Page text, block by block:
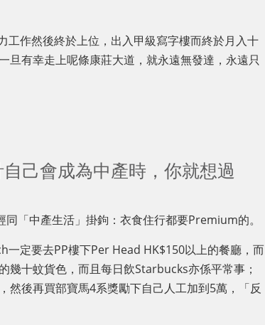
作然後終於上位，出入甲級寫字樓而終於月入十
旦有幸走上呢條康莊大道，就永遠無發達，永遠只
己會成為中產時，你就想過
「中產生活」掛鉤：衣食住行都要Premium的。
定要去PP樓下Per Head HK$150以上的餐廳，而
幾十蚊貨色，而且每日飲Starbucks亦係平常事；
然後再買部寶馬4系獎勵下自己人工加到5萬，「反